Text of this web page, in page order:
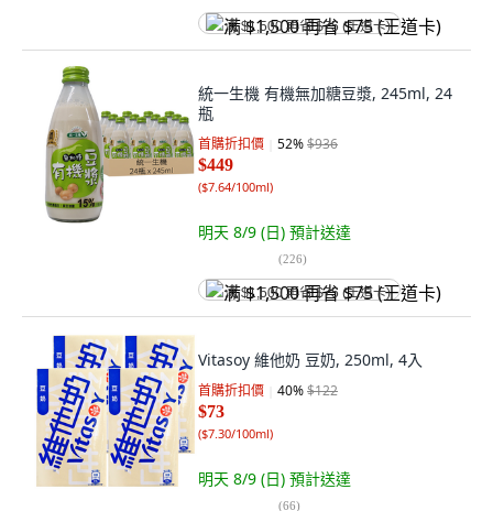
满 $1,500 再省 $75 (王道卡)
統一生機 有機無加糖豆漿, 245ml, 24
瓶
首購折扣價 52%$936
$449
($7.64/100ml)
明天 8/9 (日) 預計送達
(226)
满 $1,500 再省 $75 (王道卡)
Vitasoy 維他奶 豆奶, 250ml, 4入
首購折扣價 40%$122
$73
($7.30/100ml)
明天 8/9 (日) 預計送達
(66)